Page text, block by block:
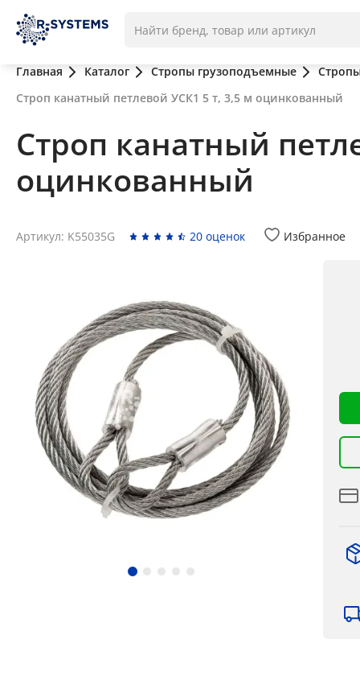
Главная Каталог Стропы грузоподъемные
Строп канатный петлевой УСК1 5 т, 3,5 м оцинкованный
Строп канатный
оцинкованный
Артикул: K55035G 20 оценок Избранное